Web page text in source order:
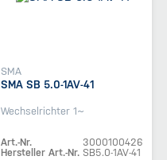
SMA
SMA SB 5.0-1AV-41
Wechselrichter 1~
Art.-Nr.
3000100426
Hersteller Art.-Nr. SB5.0-1AV-41